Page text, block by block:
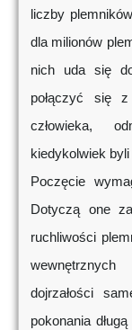
liczby
dla milionów
nich uda się
połączyć się
człowieka,
kiedykolwiek
Poczęcie
Dotyczą one
ruchliwości
dojrzałości
pokonania